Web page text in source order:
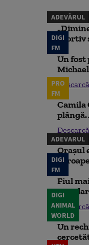
ADEVĂRUL
sportiv
DIGI
FM
Un fost
PRO
FM
Camila
plângă.
ADEVARUL
Orașul
DIGI
FM
Fiul
său,
DIGI
ANIMAL
WORLD
Un